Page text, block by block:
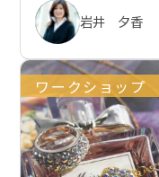
岩井 夕香
ワークショップ